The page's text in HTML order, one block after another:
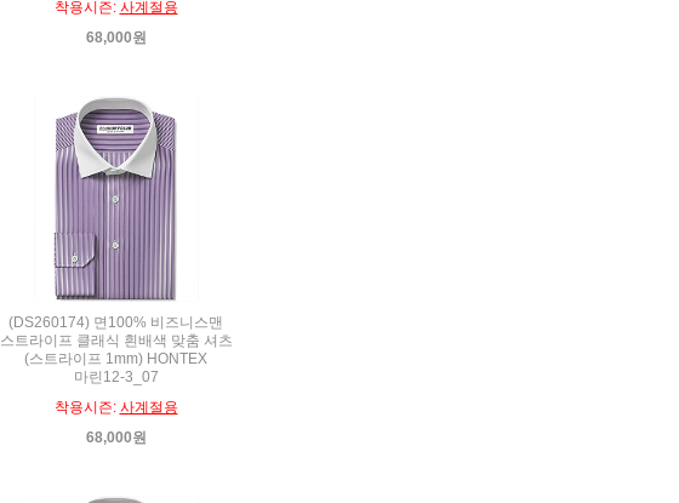
착용시즌: 사계절용
68,000원
(DS260174) 면100% 비즈니스맨
스트라이프 클래식 흰배색 맞춤 셔츠
(스트라이프 1mm) HONTEX
마린12-3_07
착용시즌: 사계절용
68,000원